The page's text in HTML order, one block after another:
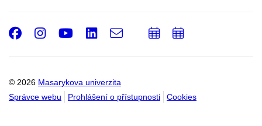
© 2026 Masarykova univerzita
Správce webu
Prohlášení o přístupnosti Cookies
Facebook
Instagram
Youtube
LinkedIn
e-
PřidatPřidat